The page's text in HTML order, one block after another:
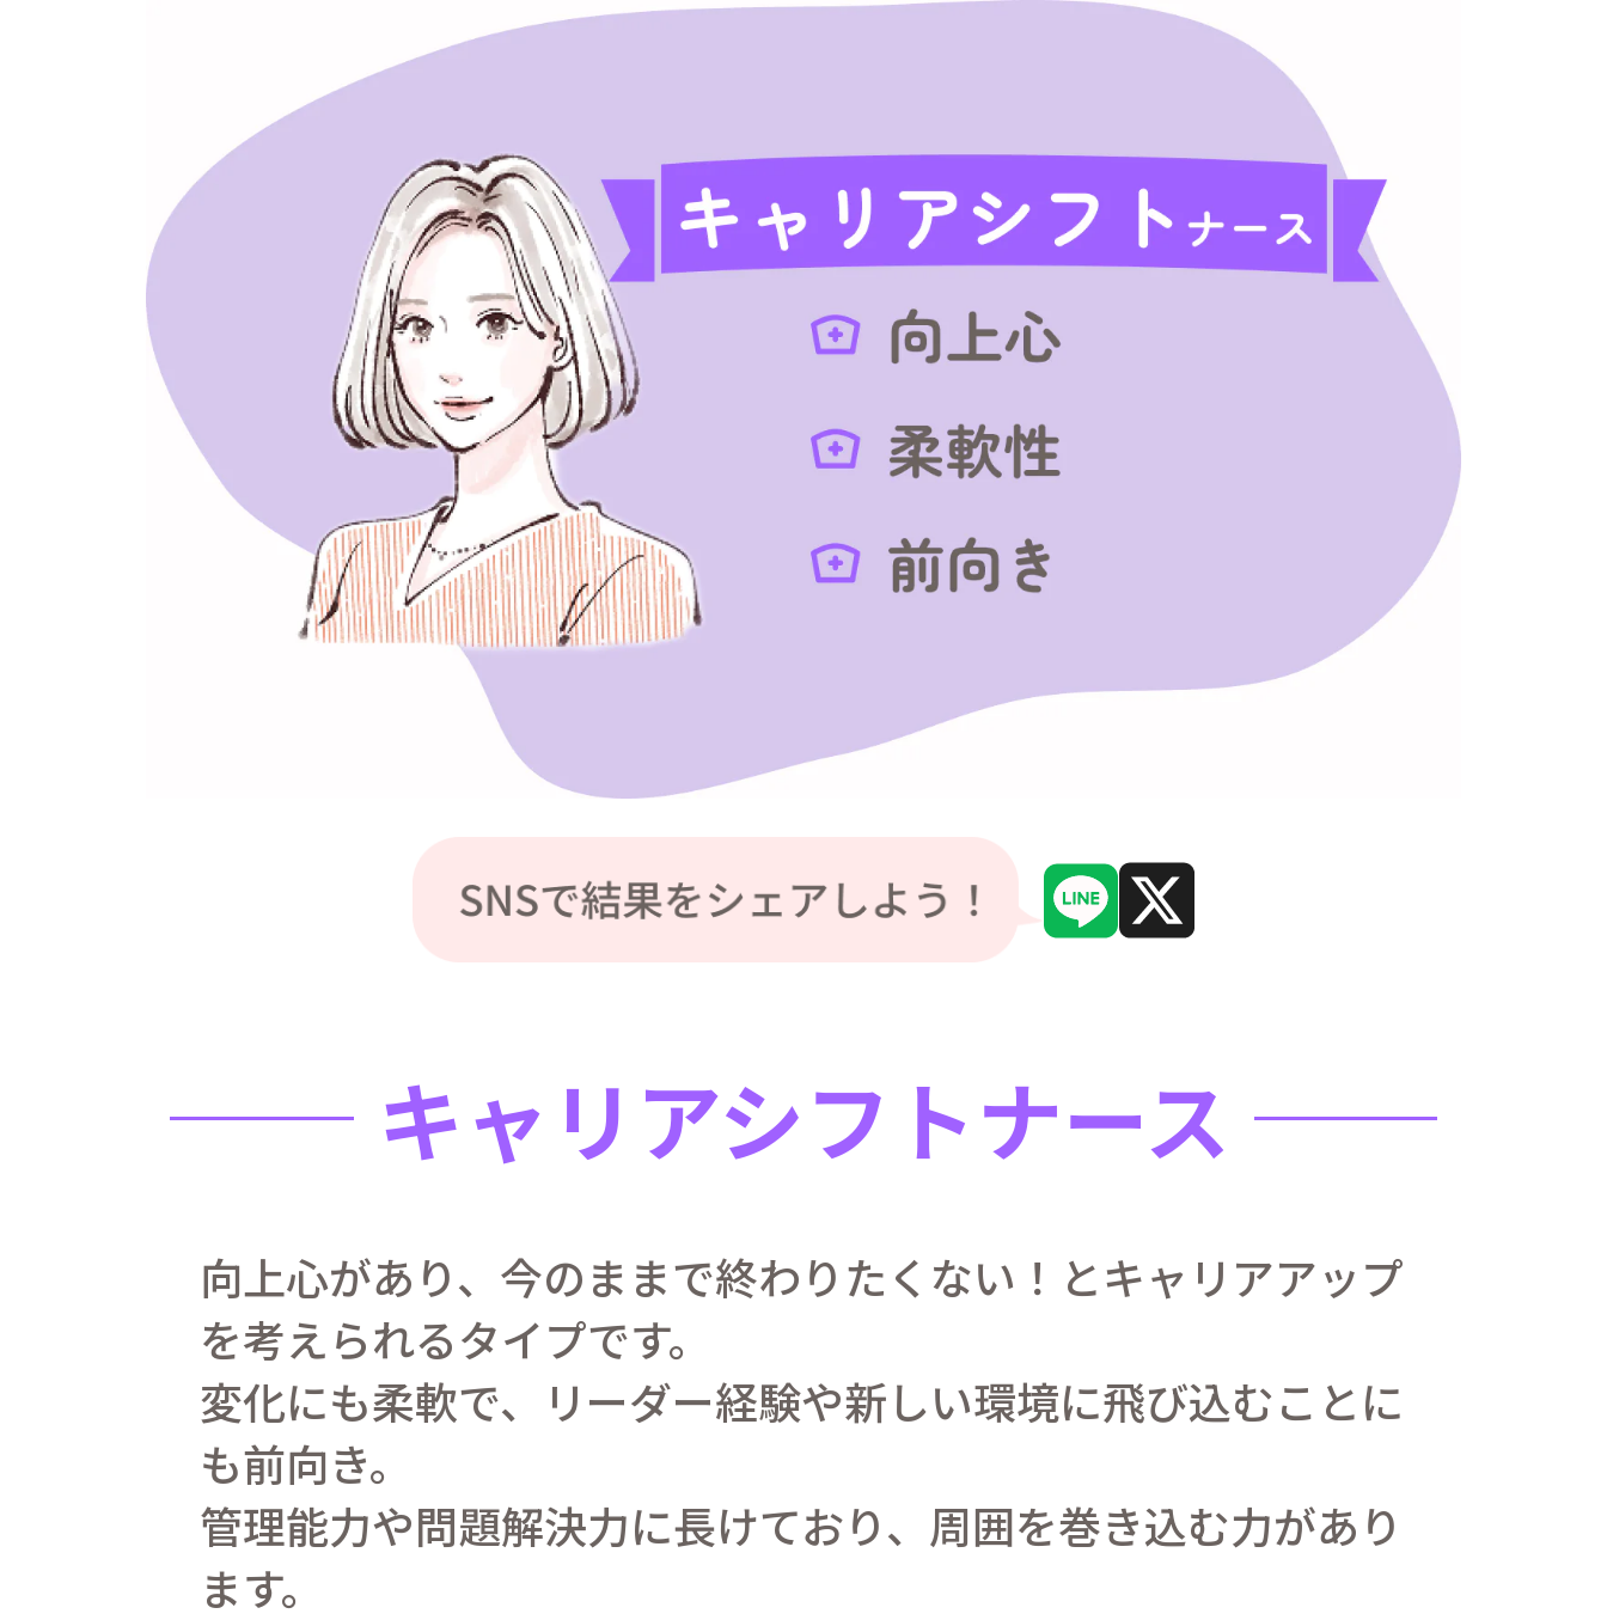
キャリアシフトナース
向上心があり、今のままで終わりたくない！とキャリアアップ
を考えられるタイプです。
変化にも柔軟で、リーダー経験や新しい環境に飛び込むことに
も前向き。
管理能力や問題解決力に長けており、周囲を巻き込む力があり
ます。